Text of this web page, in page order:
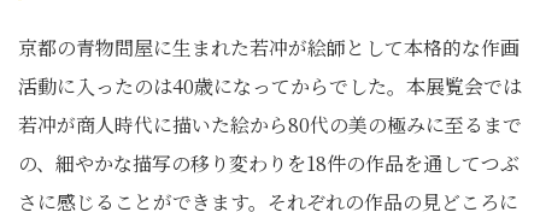
京都の青物問屋に生まれた若冲が絵師として本格的な作画
活動に入ったのは40歳になってからでした。本展覧会では
若冲が商人時代に描いた絵から80代の美の極みに至るまで
の、細やかな描写の移り変わりを18件の作品を通してつぶ
さに感じることができます。それぞれの作品の見どころに